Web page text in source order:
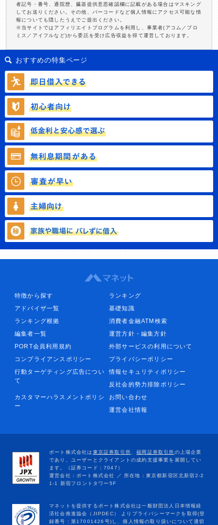
者記号・番号、通院歴、臓器提供意思確認欄に記載がある場合はマスキング
してお送りください。その他、バーコードなど個人情報にアクセス可能な情
報についても隠したうえでご提出ください。
※当サイトではアフィリエイトプログラムを利用し、事業者(アコム／プロ
ミス／アイフルなど)から委託を受け広告収益を得て運営しております。
おすすめの特集ページ
特徴から探す
ランキング
アドバイザ一覧
基礎知識
ランキング根拠
消費者金融ATM検索
編集者一覧
運営方針・編集方針
PORT会員利用規約
外部サービスの利用について
コンプライアンスポリシー
プライバシーポリシー
行動ターゲティング広告につい
て
情報セキュリティポリシー
反社会的勢力排除ポリシー
カスタマーハラスメントポリシ
ー
お問い合わせ
運営会社情報